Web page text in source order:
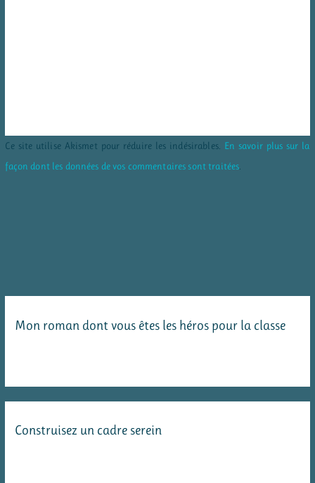
Ce site utilise Akismet pour réduire les indésirables. En savoir plus sur la
façon dont les données de vos commentaires sont traitées
Mon roman dont vous êtes les héros pour la classe
Construisez un cadre serein